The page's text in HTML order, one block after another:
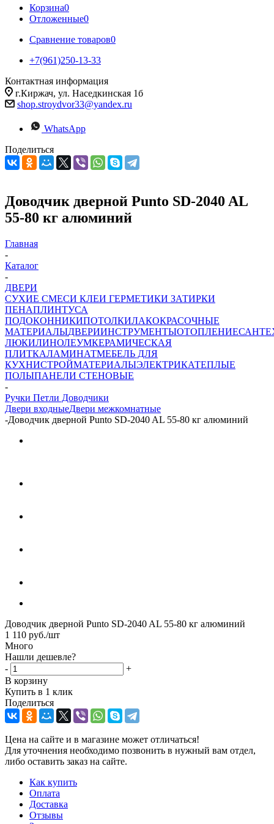
Корзина0
Отложенные0
Сравнение товаров0
+7(961)250-13-33
Контактная информация
г.Киржач, ул. Наседкинская 1б
shop.stroydvor33@yandex.ru
WhatsApp
Поделиться
Доводчик дверной Punto SD-2040 AL
55-80 кг алюминий
Главная
-
Каталог
-
ДВЕРИ
СУХИЕ СМЕСИ КЛЕИ ГЕРМЕТИКИ ЗАТИРКИ
ПЕНАПЛИНТУСА
ПОДОКОННИКИПОТОЛКИЛАКОКРАСОЧНЫЕ
МАТЕРИАЛЫДВЕРИИНСТРУМЕНТЫОТОПЛЕНИЕ
ЛЮКИЛИНОЛЕУМКЕРАМИЧЕСКАЯ
ПЛИТКАЛАМИНАТМЕБЕЛЬ ДЛЯ
КУХНИСТРОЙМАТЕРИАЛЫЭЛЕКТРИКАТЕПЛЫЕ
ПОЛЫПАНЕЛИ СТЕНОВЫЕ
-
Ручки Петли Доводчики
Двери входныеДвери межкомнатные
-Доводчик дверной Punto SD-2040 AL 55-80 кг алюминий
Доводчик дверной Punto SD-2040 AL 55-80 кг алюминий
1 110 руб./шт
Много
Нашли дешевле?
-
+
В корзину
Купить в 1 клик
Поделиться
Цена на сайте и в магазине может отличаться!
Для уточнения необходимо позвонить в нужный вам отдел,
либо оставить заказ на сайте.
Как купить
Оплата
Доставка
Отзывы